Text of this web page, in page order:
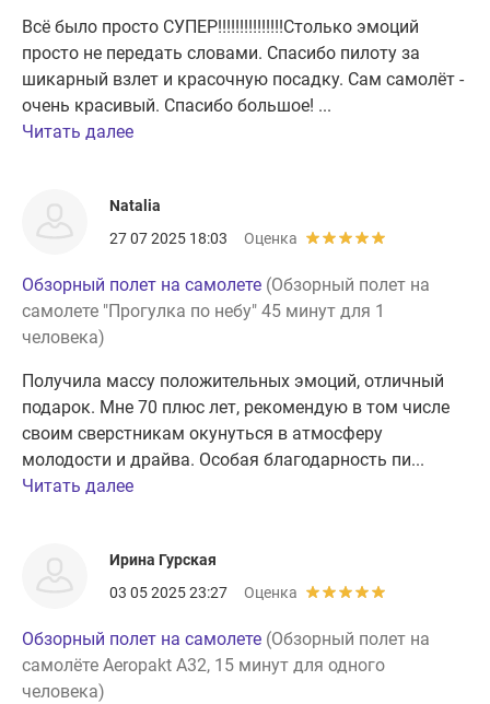
Всё было просто СУПЕР!!!!!!!!!!!!!!!Столько эмоций
просто не передать словами. Спасибо пилоту за
шикарный взлет и красочную посадку. Сам самолёт -
очень красивый. Спасибо большое! ...
Читать далее
Natalia
27 07 2025 18:03
Оценка
Обзорный полет на самолете (Обзорный полет на
самолете "Прогулка по небу" 45 минут для 1
человека)
Получила массу положительных эмоций, отличный
подарок. Мне 70 плюс лет, рекомендую в том числе
своим сверстникам окунуться в атмосферу
молодости и драйва. Особая благодарность пи...
Читать далее
Ирина Гурская
03 05 2025 23:27
Оценка
Обзорный полет на самолете (Обзорный полет на
самолёте Aeropakt A32, 15 минут для одного
человека)